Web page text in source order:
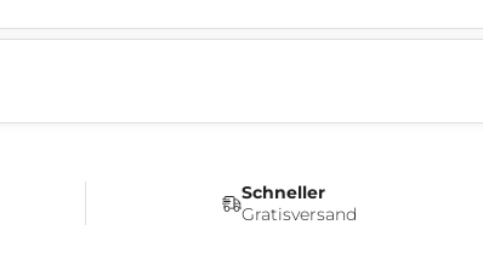
Schneller
Gratisversand